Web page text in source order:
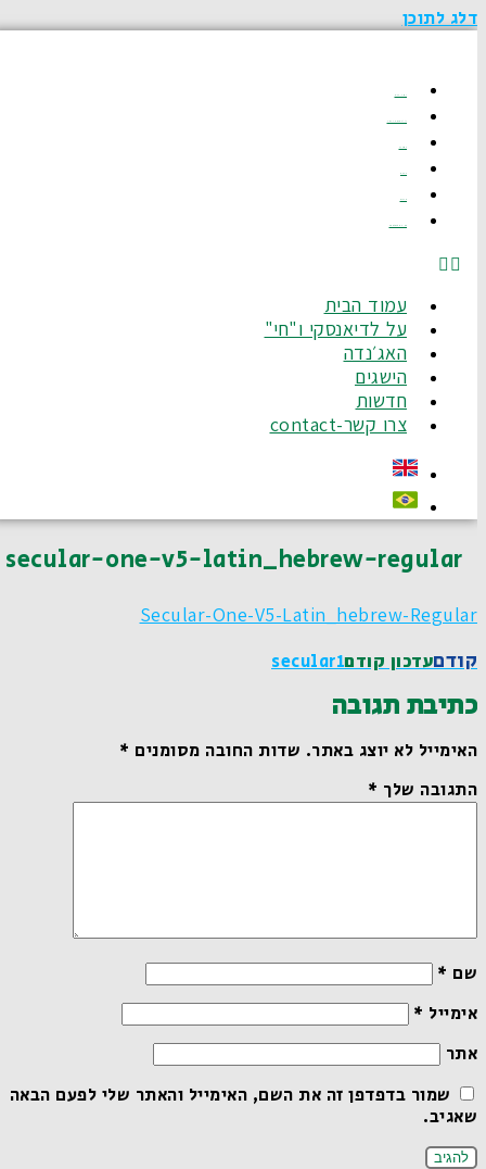
דלג לתוכן
עמוד הבית
על לדיאנסקי ו"חי"
האג׳נדה
הישגים
חדשות
צרו קשר-contact
secular-one-v5-latin_hebrew-regular
Secular-One-V5-Latin_hebrew-Regular
קודםעדכון קודםSecular1
כתיבת תגובה
האימייל לא יוצג באתר.שדות החובה מסומנים*
התגובה שלך*
שם*
אימייל*
אתר
שמור בדפדפן זה את השם, האימייל והאתר שלי לפעם הבאה
שאגיב.